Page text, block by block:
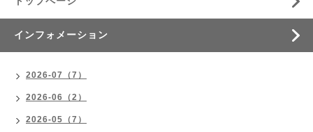
インフォメーション
2026-07（7）
2026-06（2）
2026-05（7）